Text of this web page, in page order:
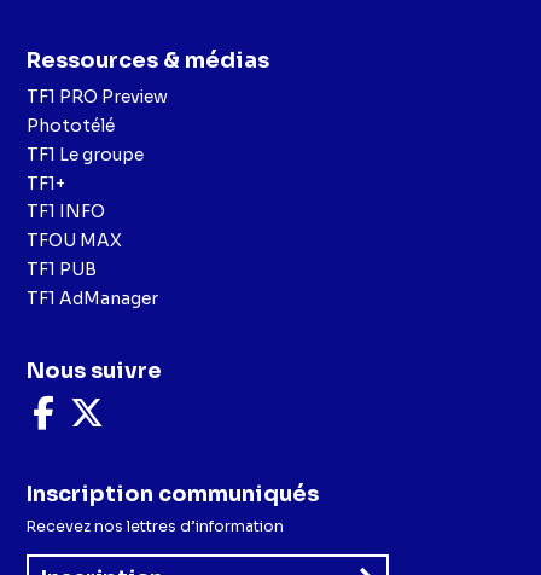
Ressources & médias
TF1 PRO Preview
Phototélé
TF1 Le groupe
TF1+
TF1 INFO
TFOU MAX
TF1 PUB
TF1 AdManager
Nous suivre
Nous
suivre
Facebook
X
Inscription communiqués
Recevez nos lettres d’information